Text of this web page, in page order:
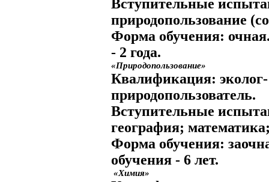
Вступительные
природопользование
Форма обучения:
- 2 года.
«Природопользование»
Квалификация: эколог-
природопользователь.
Вступительные
география;
Форма обучения:
обучения - 6 лет.
«Химия»